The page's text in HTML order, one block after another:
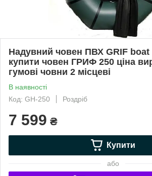
Надувний човен ПВХ GRIF boat
купити човен ГРИФ 250 ціна
гумові човни 2 місцеві
В наявності
Код: GН-250
Роздріб
7 599 ₴
Купити
або